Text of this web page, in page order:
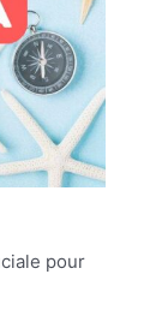
pour